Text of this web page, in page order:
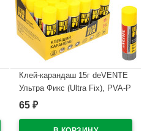
Клей-карандаш 15г deVENTE
Ультра Фикс (Ultra Fix), PVA-P
основа арт.4042923 (Ст.24)
65 ₽